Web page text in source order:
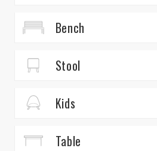
Bench
Stool
Kids
Table